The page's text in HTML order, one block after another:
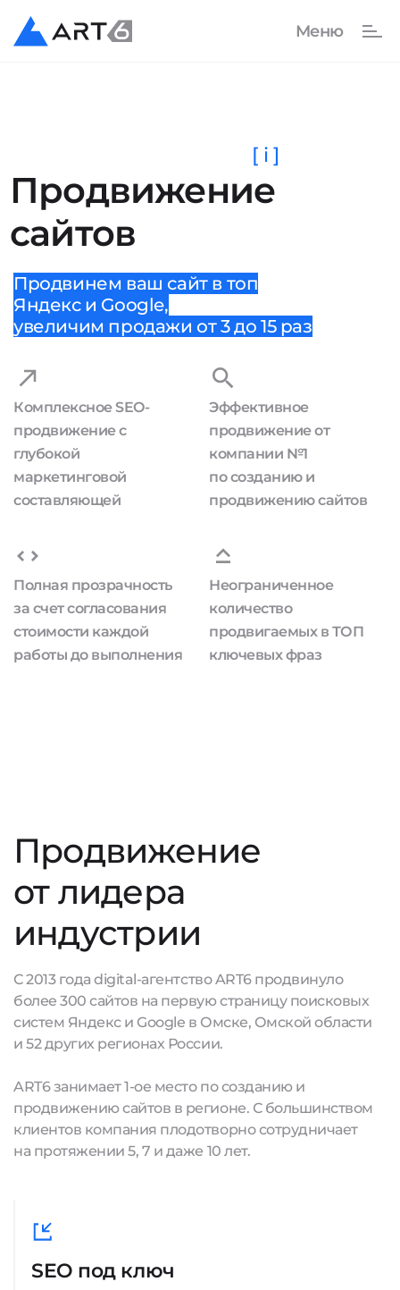
Продвижение
сайтов
[ i ]
Продвинем ваш сайт в топ
Яндекс и Google,
увеличим продажи от 3 до 15 раз
Комплексное SEO-
продвижение с
глубокой
маркетинговой
составляющей
Эффективное
продвижение от
компании №1
по созданию и
продвижению сайтов
Полная прозрачность
за счет согласования
стоимости каждой
работы до выполнения
Неограниченное
количество
продвигаемых в ТОП
ключевых фраз
Продвижение
от лидера
индустрии
С 2013 года digital-агентство ART6 продвинуло
более 300 сайтов на первую страницу поисковых
систем Яндекс и Google в Омске, Омской области
и 52 других регионах России.
ART6 занимает 1-ое место по созданию и
продвижению сайтов в регионе. С большинством
клиентов компания плодотворно сотрудничает
на протяжении 5, 7 и даже 10 лет.
SEO под ключ